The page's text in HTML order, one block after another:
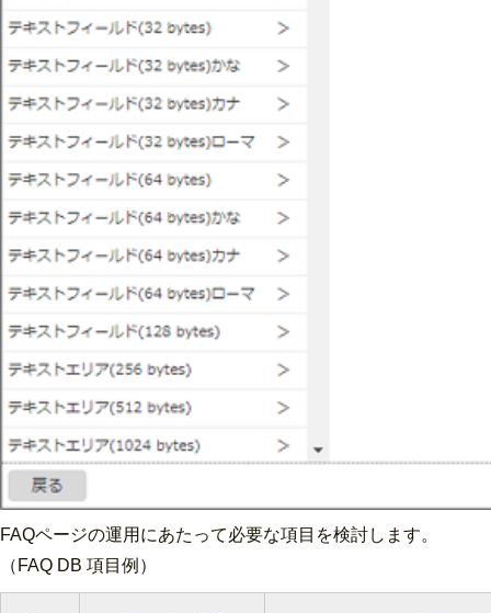
FAQページの運用にあたって必要な項目を検討します。
（FAQ DB 項目例）